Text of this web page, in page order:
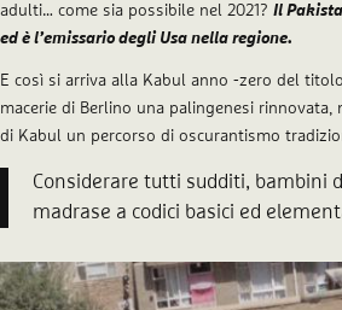
adulti… come sia possibile nel 2021? Il
ed è l’emissario degli Usa nella regione.
E così si arriva alla Kabul anno -zero del
macerie di Berlino una palingenesi rinnovata,
di Kabul un percorso di oscurantismo
Considerare tutti sudditi, bambini
madrase a codici basici ed